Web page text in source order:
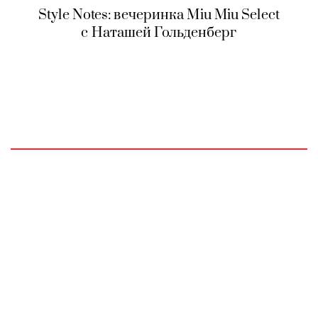
Style Notes: вечеринка Miu Miu Select
с Наташей Гольденберг